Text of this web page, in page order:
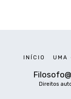
Direitos
INÍCIO UMA